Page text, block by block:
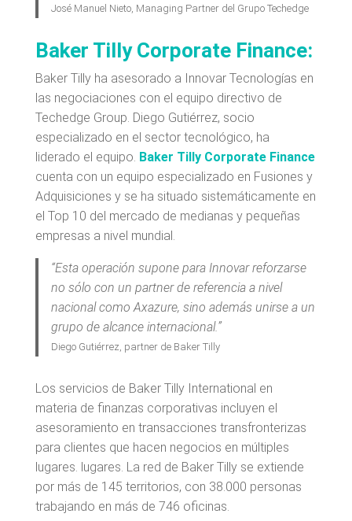
José Manuel Nieto, Managing Partner del Grupo Techedge
Baker Tilly Corporate Finance:
Baker Tilly ha asesorado a Innovar Tecnologías en
las negociaciones con el equipo directivo de
Techedge Group. Diego Gutiérrez, socio
especializado en el sector tecnológico, ha
liderado el equipo. Baker Tilly Corporate Finance
cuenta con un equipo especializado en Fusiones y
Adquisiciones y se ha situado sistemáticamente en
el Top 10 del mercado de medianas y pequeñas
empresas a nivel mundial.
“Esta operación supone para Innovar reforzarse
no sólo con un partner de referencia a nivel
nacional como Axazure, sino además unirse a un
grupo de alcance internacional.”
Diego Gutiérrez, partner de Baker Tilly
Los servicios de Baker Tilly International en
materia de finanzas corporativas incluyen el
asesoramiento en transacciones transfronterizas
para clientes que hacen negocios en múltiples
lugares. lugares. La red de Baker Tilly se extiende
por más de 145 territorios, con 38.000 personas
trabajando en más de 746 oficinas.